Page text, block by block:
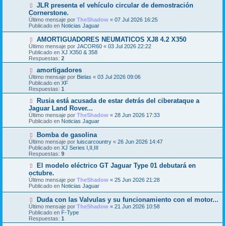
e
m
e
n
s
a
e
N
e
v
o
m
e
n
s
a
j
e
JLR presenta el vehículo circular de demostración
Cornerstone.
Último mensaje por TheShadow « 07 Jul 2026 16:25
Publicado en Noticias Jaguar
N
u
e
v
o
m
e
n
s
a
e
AMORTIGUADORES NEUMATICOS XJ8 4.2 X350
Último mensaje por JACOR60 « 03 Jul 2026 22:22
Publicado en XJ X350 & 358
Respuestas: 2
N
u
e
v
o
m
e
n
s
a
j
amortigadores
Último mensaje por Bielas « 03 Jul 2026 09:06
Publicado en XF
Respuestas: 1
N
e
v
o
m
n
s
a
j
Rusia está acusada de estar detrás del ciberataque a
Jaguar Land Rover...
Último mensaje por TheShadow « 28 Jun 2026 17:33
Publicado en Noticias Jaguar
N
u
e
v
o
m
e
n
s
a
j
Bomba de gasolina
Último mensaje por luiscarcountry « 26 Jun 2026 14:47
Publicado en XJ Series I,II,III
Respuestas: 9
N
u
e
v
o
m
n
s
a
j
El modelo eléctrico GT Jaguar Type 01 debutará en
octubre.
Último mensaje por TheShadow « 25 Jun 2026 21:28
Publicado en Noticias Jaguar
N
u
e
v
o
Duda con las Valvulas y su funcionamiento con el motor...
Último mensaje por TheShadow « 21 Jun 2026 10:58
Publicado en F-Type
Respuestas: 1